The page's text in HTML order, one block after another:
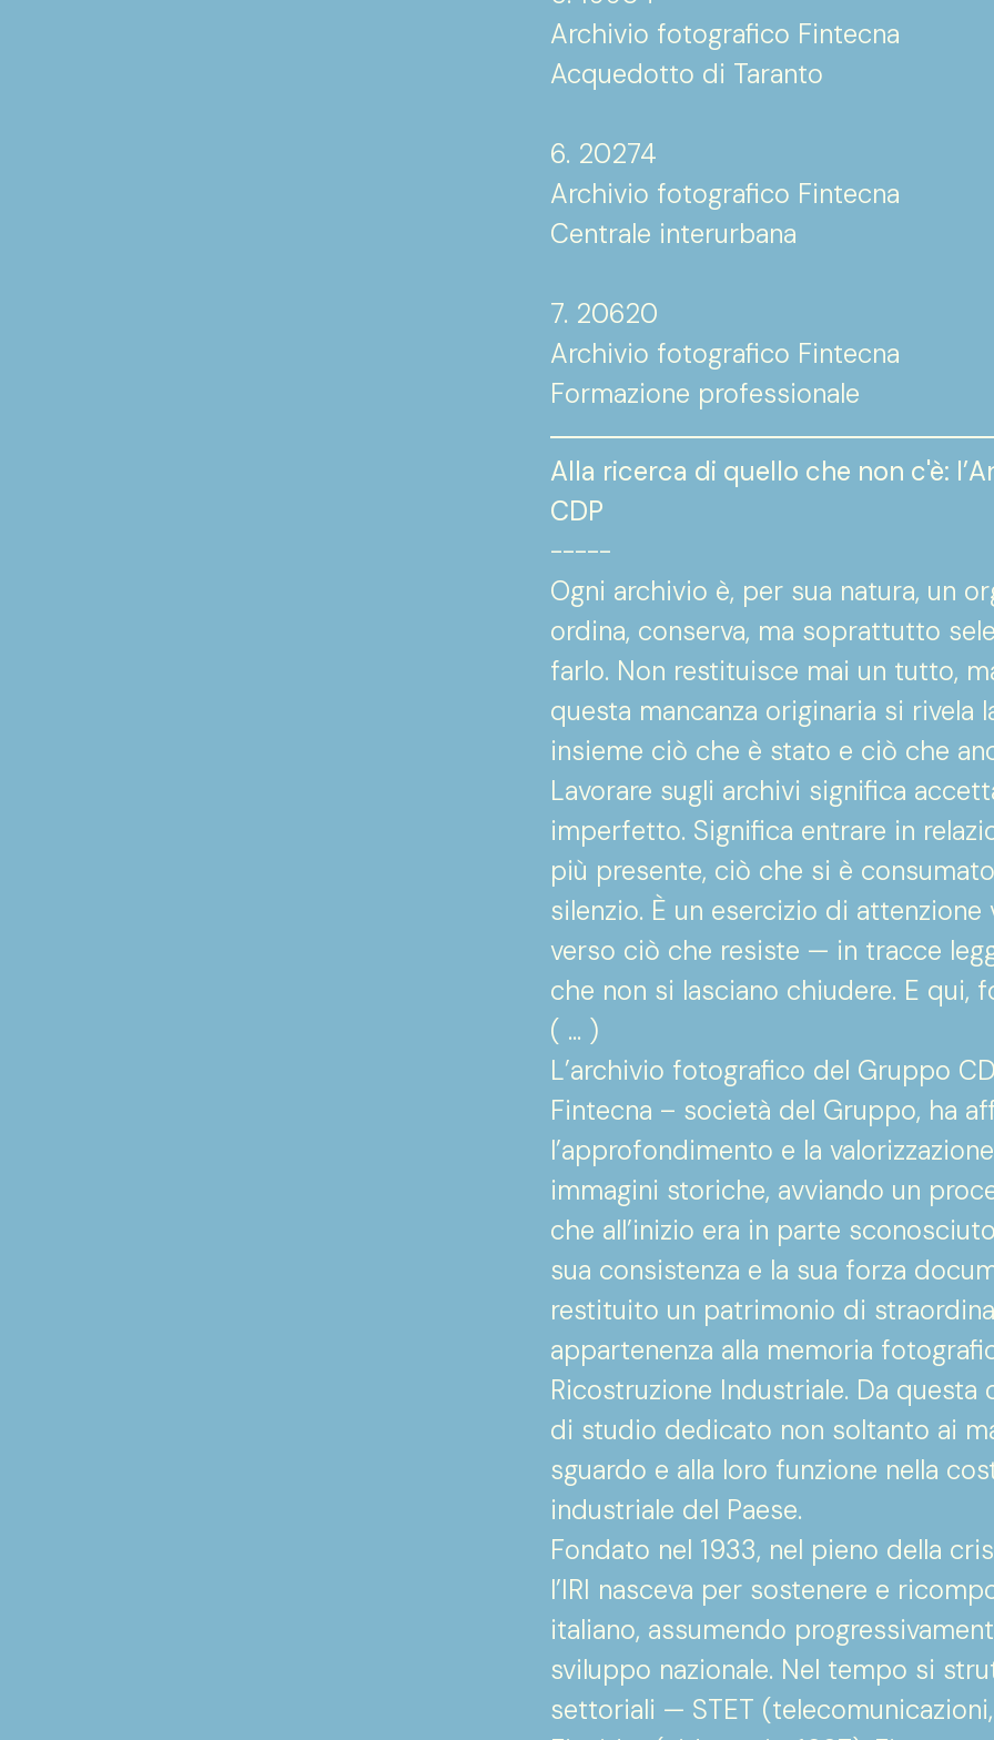
Archivio fotografico Fintecna
Acquedotto di Taranto
6. 20274
Archivio fotografico Fintecna
Centrale interurbana
7. 20620
Archivio fotografico Fintecna
Formazione professionale
Alla ricerca di quello che non c'è:
CDP
-----
Ogni archivio è, per sua natura, un
ordina, conserva, ma soprattutto
farlo. Non restituisce mai un tutto,
questa mancanza originaria si rivela
insieme ciò che è stato e ciò che
Lavorare sugli archivi significa
imperfetto. Significa entrare in
più presente, ciò che si è
silenzio. È un esercizio di
verso ciò che resiste — in tracce
che non si lasciano chiudere. E qui,
( … )
L’archivio fotografico del Gruppo
Fintecna – società del Gruppo, ha
l’approfondimento e la
immagini storiche, avviando un
che all’inizio era in parte
sua consistenza e la sua forza
restituito un patrimonio di
appartenenza alla memoria
Ricostruzione Industriale. Da
di studio dedicato non soltanto ai
sguardo e alla loro funzione nella
industriale del Paese.
Fondato nel 1933, nel pieno della
l’IRI nasceva per sostenere e
italiano, assumendo
sviluppo nazionale. Nel tempo si
settoriali — STET